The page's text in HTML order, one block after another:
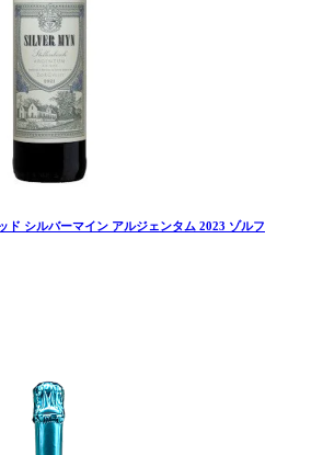
ド シルバーマイン アルジェンタム 2023 ゾルフ